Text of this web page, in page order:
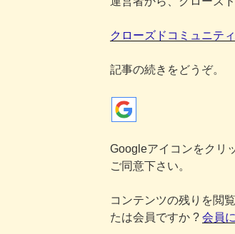
クローズドコミュニテ
記事の続きをどうぞ。
Googleアイコンをクリ
ご同意下さい。
コンテンツの残りを閲
たは会員ですか ? 会員